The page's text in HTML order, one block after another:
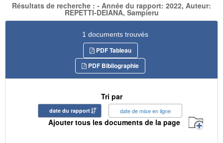
Résultats de recherche : - Année du rapport: 2022, Auteur:
REPETTI-DEIANA, Sampieru
1 documents trouvés
PDF Tableau
PDF Bibliographie
Tri par
date du rapport date de mise en ligne
Ajouter tous les documents de la page